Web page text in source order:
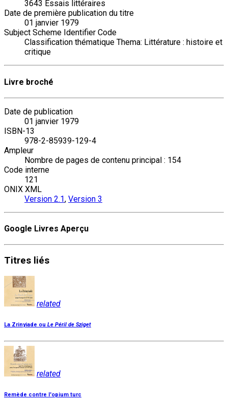
3643 Essais littéraires
Date de première publication du titre
01 janvier 1979
Subject Scheme Identifier Code
Classification thématique Thema: Littérature : histoire et
critique
Livre broché
Date de publication
01 janvier 1979
ISBN-13
978-2-85939-129-4
Ampleur
Nombre de pages de contenu principal : 154
Code interne
121
ONIX XML
Version 2.1, Version 3
Google Livres Aperçu
Titres liés
related
La Zrinyiade ou Le Péril de Sziget
related
Remède contre l'opium turc